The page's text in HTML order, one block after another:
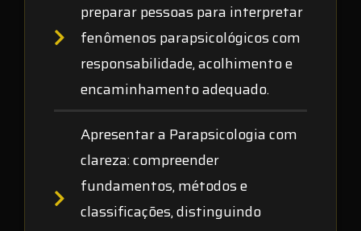
preparar pessoas para interpretar
fenômenos parapsicológicos com
responsabilidade, acolhimento e
encaminhamento adequado.
Apresentar a Parapsicologia com
clareza: compreender
fundamentos, métodos e
classificações, distinguindo